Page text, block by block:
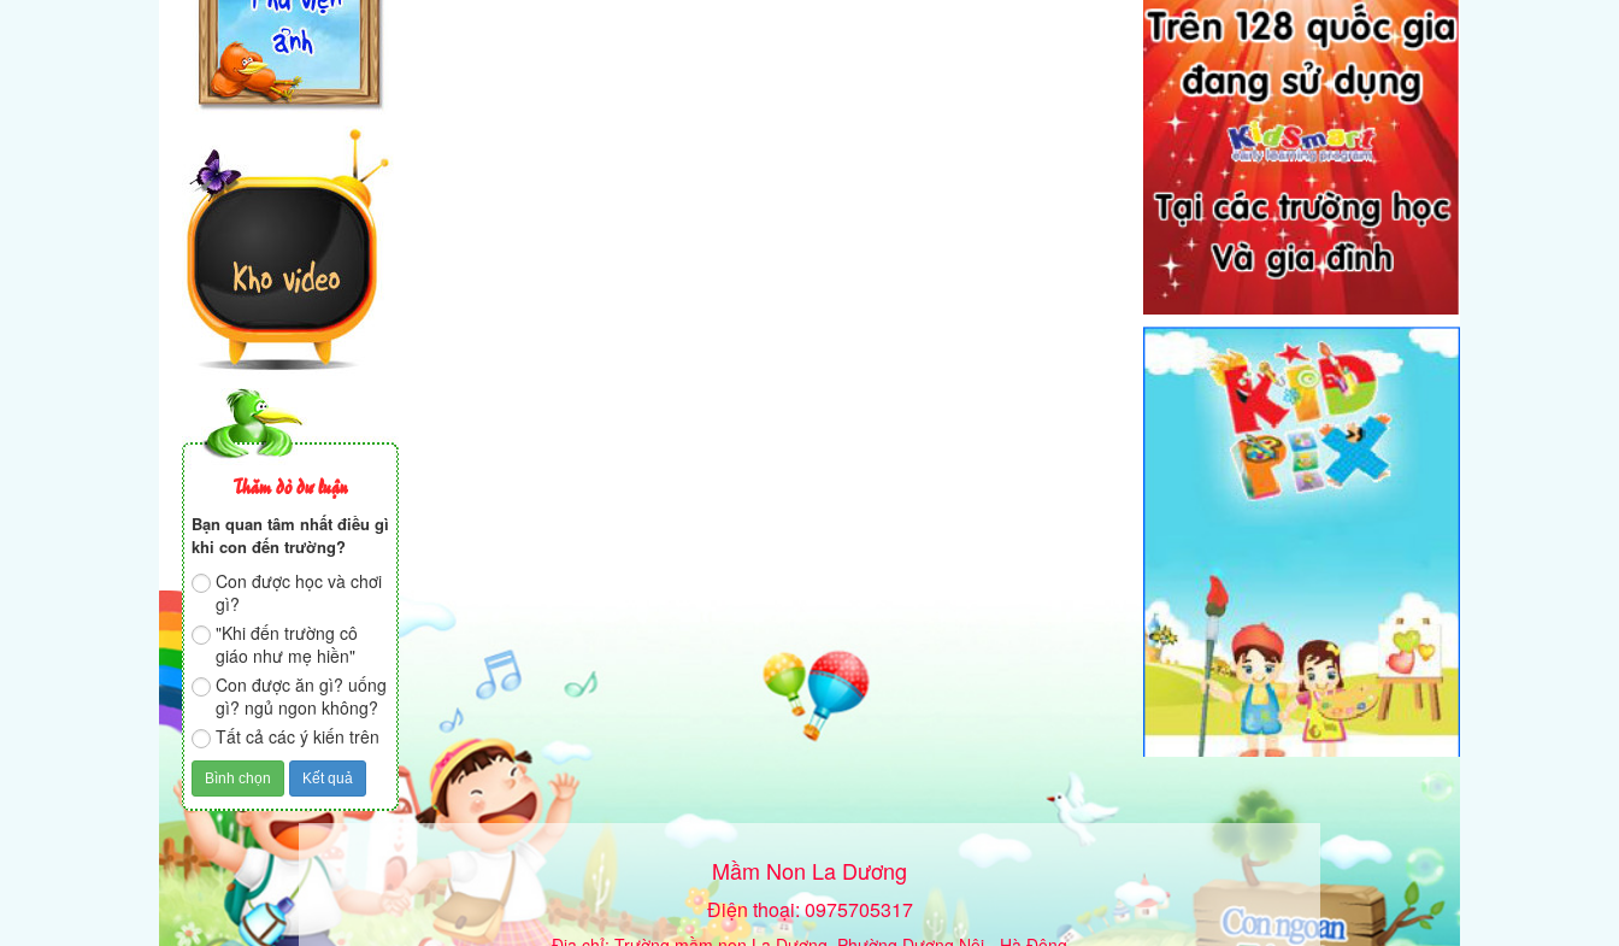
Thăm dò dư luận
Bạn quan tâm nhất điều gì
khi con đến trường?
Con được học và chơi
gì?
"Khi đến trường cô
giáo như mẹ hiền"
Con được ăn gì? uống
gì? ngủ ngon không?
Tất cả các ý kiến trên
Mầm Non La Dương
Điện thoại: 0975705317